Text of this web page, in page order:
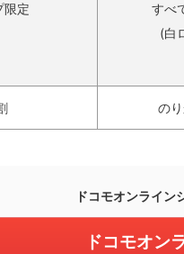
限定
すべ
(白
の
ドコモオンライン
ドコモオン